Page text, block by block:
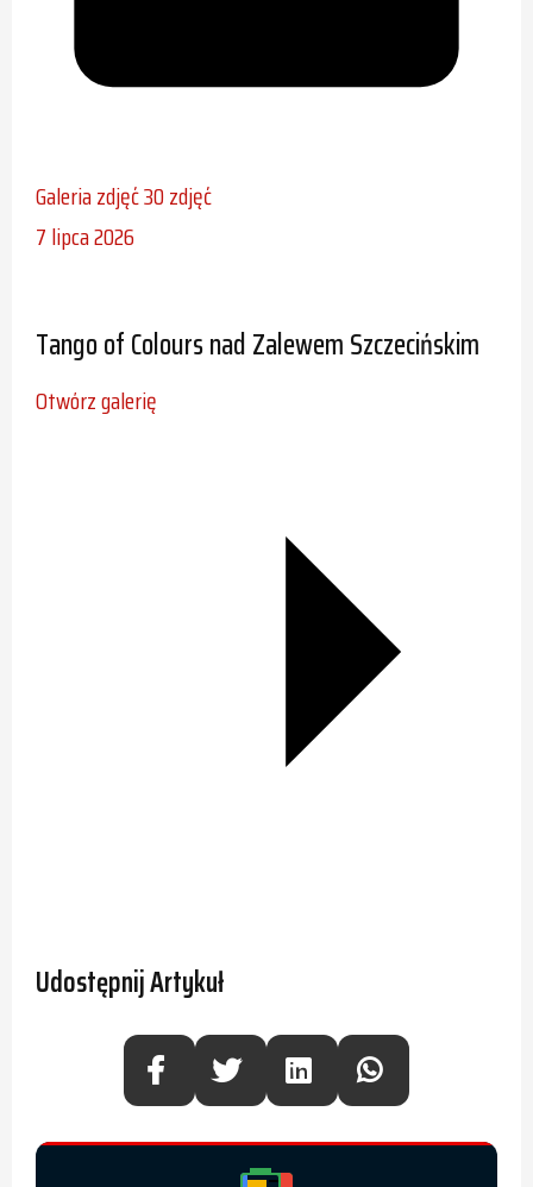
Galeria zdjęć30 zdjęć
7 lipca 2026
Tango of Colours nad Zalewem Szczecińskim
Otwórz galerię
Udostępnij Artykuł